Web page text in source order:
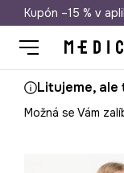
Doprava
Kupón –15 % v
Litujeme,
Možná se Vám